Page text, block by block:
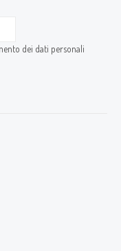
dei dati personali